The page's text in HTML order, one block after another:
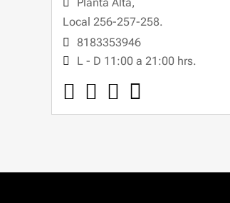
Local 256-257-258.
8183353946
L - D 11:00 a 21:00 hrs.